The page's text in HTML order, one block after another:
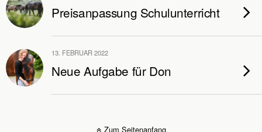
Preisanpassung Schulunterricht
13. FEBRUAR 2022
Neue Aufgabe für Don
Zum Seitenanfang